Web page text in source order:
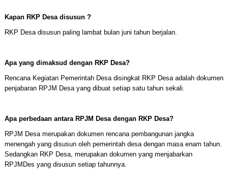
Kapan RKP Desa disusun ?
RKP Desa disusun paling lambat bulan juni tahun berjalan.
Apa yang dimaksud dengan RKP Desa?
Rencana Kegiatan Pemerintah Desa disingkat RKP Desa adalah dokumen
penjabaran RPJM Desa yang dibuat setiap satu tahun sekali.
Apa perbedaan antara RPJM Desa dengan RKP Desa?
RPJM Desa merupakan dokumen rencana pembangunan jangka
menengah yang disusun oleh pemerintah desa dengan masa enam tahun.
Sedangkan RKP Desa, merupakan dokumen yang menjabarkan
RPJMDes yang disusun setiap tahunnya.